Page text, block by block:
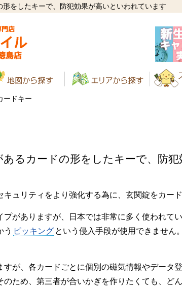
をしたキーで、防犯効果が高いといわれています
ードキー
あるカードの形をしたキーで、防
キュリティをより強化する為に、玄関錠をカー
プがありますが、日本では非常に多く使われて
う ピッキング という侵入手段が使用できません
すが、各カードごとに個別の磁気情報やデータ
のため、第三者が合いかぎを作りたくても、ど